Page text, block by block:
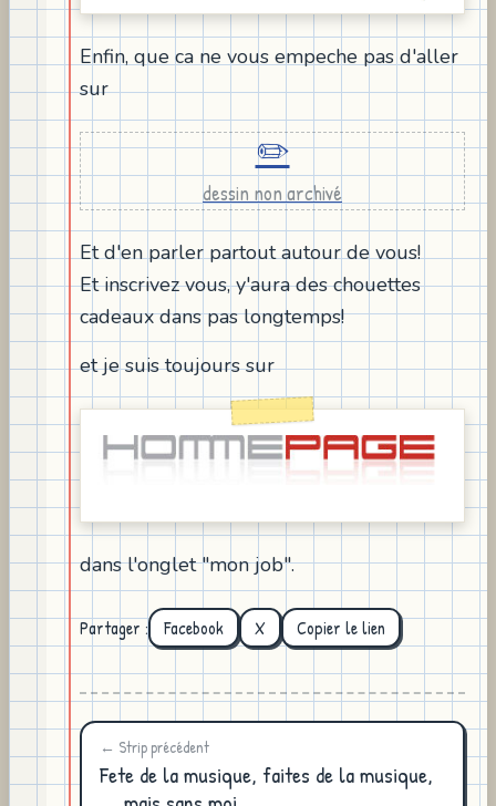
Enfin, que ca ne vous empeche pas d'aller
sur
✏️
dessin non archivé
Et d'en parler partout autour de vous!
Et inscrivez vous, y'aura des chouettes
cadeaux dans pas longtemps!
et je suis toujours sur
dans l'onglet "mon job".
Partager : Facebook X Copier le lien
← Strip précédent
Fete de la musique, faites de la musique,